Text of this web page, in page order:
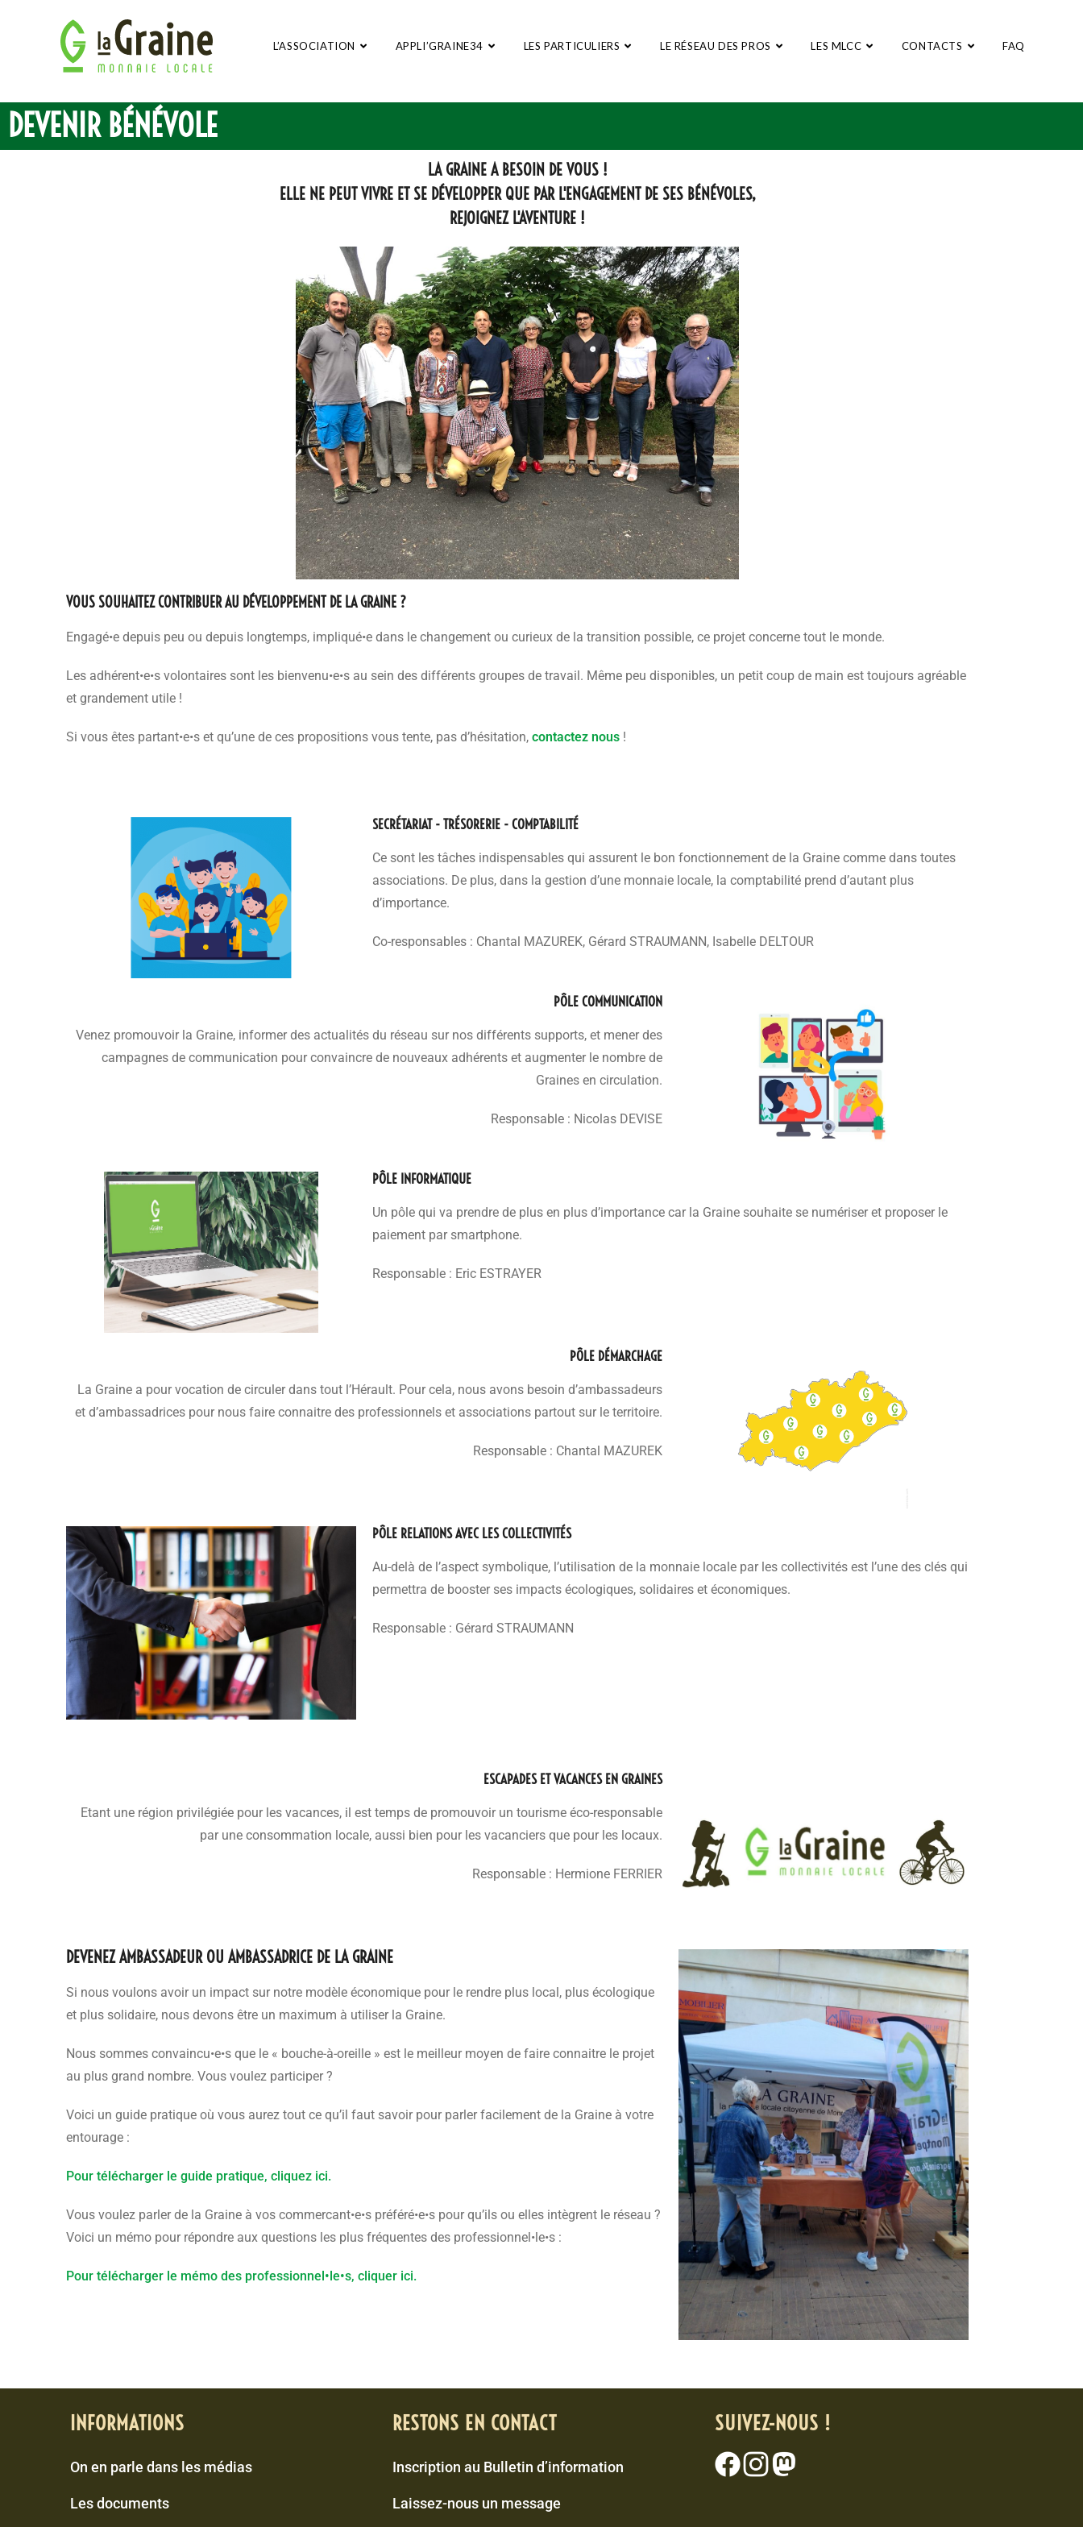
L’ASSOCIATION APPLI’GRAINE34 LES PARTICULIERS LE RÉSEAU DES PROS LES MLCC CONTACTS FAQ
DEVENIR BÉNÉVOLE
LA GRAINE A BESOIN DE VOUS !
ELLE NE PEUT VIVRE ET SE DÉVELOPPER QUE PAR L'ENGAGEMENT DE SES BÉNÉVOLES,
REJOIGNEZ L'AVENTURE !
VOUS SOUHAITEZ CONTRIBUER AU DÉVELOPPEMENT DE LA GRAINE ?
Engagé•e depuis peu ou depuis longtemps, impliqué•e dans le changement ou curieux de la transition possible, ce projet concerne tout le monde.
Les adhérent•e•s volontaires sont les bienvenu•e•s au sein des différents groupes de travail. Même peu disponibles, un petit coup de main est toujours agréable
et grandement utile !
Si vous êtes partant•e•s et qu’une de ces propositions vous tente, pas d’hésitation, contactez nous !
SECRÉTARIAT - TRÉSORERIE - COMPTABILITÉ
Ce sont les tâches indispensables qui assurent le bon fonctionnement de la Graine comme dans toutes
associations. De plus, dans la gestion d’une monnaie locale, la comptabilité prend d’autant plus
d’importance.
Co-responsables : Chantal MAZUREK, Gérard STRAUMANN, Isabelle DELTOUR
PÔLE COMMUNICATION
Venez promouvoir la Graine, informer des actualités du réseau sur nos différents supports, et mener des
campagnes de communication pour convaincre de nouveaux adhérents et augmenter le nombre de
Graines en circulation.
Responsable : Nicolas DEVISE
PÔLE INFORMATIQUE
Un pôle qui va prendre de plus en plus d’importance car la Graine souhaite se numériser et proposer le
paiement par smartphone.
Responsable : Eric ESTRAYER
PÔLE DÉMARCHAGE
La Graine a pour vocation de circuler dans tout l’Hérault. Pour cela, nous avons besoin d’ambassadeurs
et d’ambassadrices pour nous faire connaitre des professionnels et associations partout sur le territoire.
Responsable : Chantal MAZUREK
PÔLE RELATIONS AVEC LES COLLECTIVITÉS
Au-delà de l’aspect symbolique, l’utilisation de la monnaie locale par les collectivités est l’une des clés qui
permettra de booster ses impacts écologiques, solidaires et économiques.
Responsable : Gérard STRAUMANN
ESCAPADES ET VACANCES EN GRAINES
Etant une région privilégiée pour les vacances, il est temps de promouvoir un tourisme éco-responsable
par une consommation locale, aussi bien pour les vacanciers que pour les locaux.
Responsable : Hermione FERRIER
DEVENEZ AMBASSADEUR OU AMBASSADRICE DE LA GRAINE
Si nous voulons avoir un impact sur notre modèle économique pour le rendre plus local, plus écologique
et plus solidaire, nous devons être un maximum à utiliser la Graine.
Nous sommes convaincu•e•s que le « bouche-à-oreille » est le meilleur moyen de faire connaitre le projet
au plus grand nombre. Vous voulez participer ?
Voici un guide pratique où vous aurez tout ce qu’il faut savoir pour parler facilement de la Graine à votre
entourage :
Pour télécharger le guide pratique, cliquez ici.
Vous voulez parler de la Graine à vos commercant•e•s préféré•e•s pour qu’ils ou elles intègrent le réseau ?
Voici un mémo pour répondre aux questions les plus fréquentes des professionnel•le•s :
Pour télécharger le mémo des professionnel•le•s, cliquer ici.
INFORMATIONS
On en parle dans les médias
Les documents
RESTONS EN CONTACT
Inscription au Bulletin d’information
Laissez-nous un message
SUIVEZ-NOUS !